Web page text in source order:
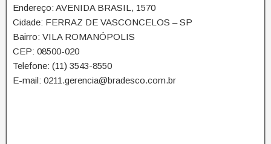
Endereço: AVENIDA BRASIL, 1570
Cidade: FERRAZ DE VASCONCELOS – SP
Bairro: VILA ROMANÓPOLIS
CEP: 08500-020
Telefone: (11) 3543-8550
E-mail: 0211.gerencia@bradesco.com.br